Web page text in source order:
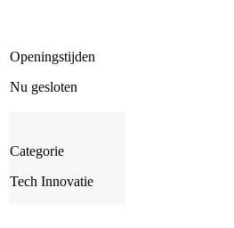
Openingstijden
Nu gesloten
Categorie
Tech Innovatie